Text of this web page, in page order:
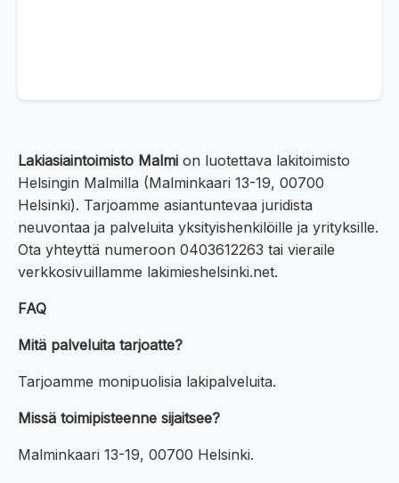
Lakiasiaintoimisto Malmi on luotettava lakitoimisto
Helsingin Malmilla (Malminkaari 13-19, 00700
Helsinki). Tarjoamme asiantuntevaa juridista
neuvontaa ja palveluita yksityishenkilöille ja yrityksille.
Ota yhteyttä numeroon 0403612263 tai vieraile
verkkosivuillamme lakimieshelsinki.net.
FAQ
Mitä palveluita tarjoatte?
Tarjoamme monipuolisia lakipalveluita.
Missä toimipisteenne sijaitsee?
Malminkaari 13-19, 00700 Helsinki.